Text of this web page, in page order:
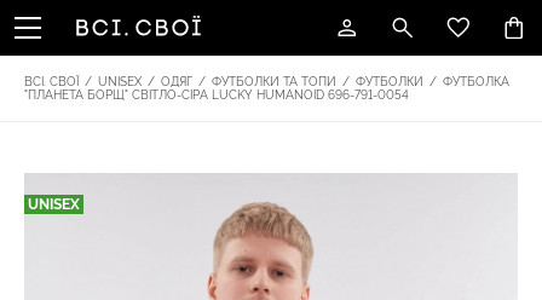
ВСІ. СВОЇ / UNISEX / ОДЯГ / ФУТБОЛКИ ТА ТОПИ / ФУТБОЛКИ / ФУТБОЛКА
"ПЛАНЕТА БОРЩ" СВІТЛО-СІРА LUCKY НUMANOID 696-791-0054
UNISEX